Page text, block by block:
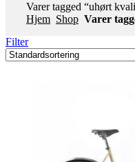
Varer tagged “uhørt
Hjem Shop Varer
Filter